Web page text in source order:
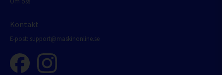
Kontakt
E-post: support@maskinonline.se